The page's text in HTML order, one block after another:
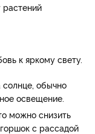
к яркому свету.
обычно
освещение.
можно снизить
с рассадой